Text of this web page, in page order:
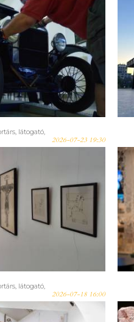
Nemzeti
nyílik az
kiállítás
látogató
2026-07-23 19:30
látogatható!
az Alföldi
év
, látogató,
2026-07-18 16:00